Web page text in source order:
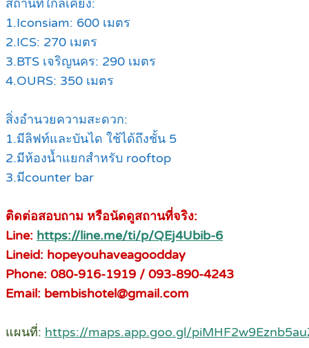
สถานที่ใกล้เคียง:
1.Iconsiam: 600 เมตร
2.ICS: 270 เมตร
3.BTS เจริญนคร: 290 เมตร
4.OURS: 350 เมตร
สิ่งอำนวยความสะดวก:
1.มีลิฟท์และบันได ใช้ได้ถึงชั้น 5
2.มีห้องน้ำแยกสำหรับ rooftop
3.มีcounter bar
ติดต่อสอบถาม หรือนัดดูสถานที่จริง:
Line: https://line.me/ti/p/QEj4Ubib-6
Lineid: hopeyouhaveagoodday
Phone: 080-916-1919 / 093-890-4243
Email: bembishotel@gmail.com
แผนที่: https://maps.app.goo.gl/